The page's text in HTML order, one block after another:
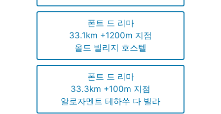
폰트 드 리마
33.1km +1200m 지점
올드 빌리지 호스텔
폰트 드 리마
33.3km +100m 지점
알로자멘트 테하쑤 다 빌라